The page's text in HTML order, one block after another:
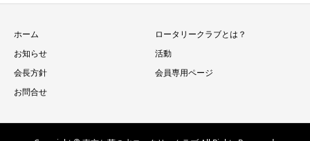
ホーム
ロータリークラブとは？
お知らせ
活動
会長方針
会員専用ページ
お問合せ